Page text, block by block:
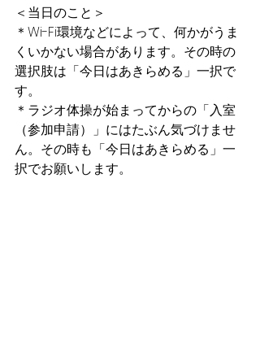
＜当日のこと＞
＊Wi-Fi環境などによって、何かがうま
くいかない場合があります。その時の
選択肢は「今日はあきらめる」一択で
す。
＊ラジオ体操が始まってからの「入室
（参加申請）」にはたぶん気づけませ
ん。その時も「今日はあきらめる」一
択でお願いします。